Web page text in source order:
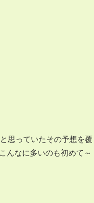
思っていたその予想を覆
んなに多いのも初めて～